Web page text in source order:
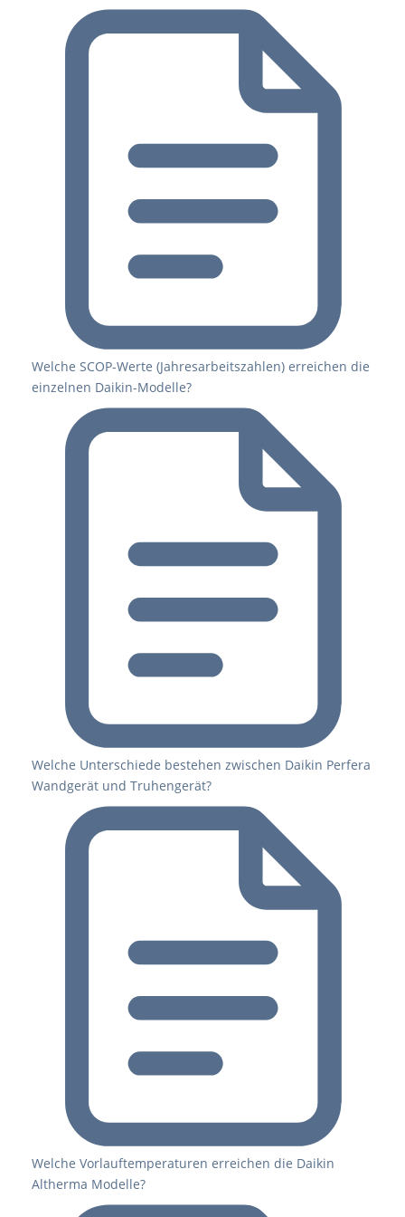
Welche SCOP-Werte (Jahresarbeitszahlen) erreichen die
einzelnen Daikin-Modelle?
Welche Unterschiede bestehen zwischen Daikin Perfera
Wandgerät und Truhengerät?
Welche Vorlauftemperaturen erreichen die Daikin
Altherma Modelle?